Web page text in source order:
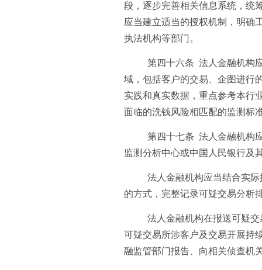
段，逐步完善相关信息系统，统
应当建立适当的授权机制，明确
执法机构等部门。
第四十六条 法人金融机构
域，包括客户的交易、企图进行
实践和真实数据，重点参考本行
面临的洗钱风险相匹配的监测标
第四十七条 法人金融机构
监测分析中心或中国人民银行及
法人金融机构应当结合实
的方式，完整记录可疑交易分析
法人金融机构在报送可疑
可疑交易所涉客户及交易开展持
融监管部门报告、向相关侦查机